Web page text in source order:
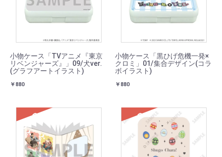
小物ケース「TVアニメ『東京
リベンジャーズ』」09/犬ver.
(グラフアートイラスト)
￥880
小物ケース「黒ひげ危機一発×
クロミ」01/集合デザイン(コラ
ボイラスト)
￥880
SOLD SOLD